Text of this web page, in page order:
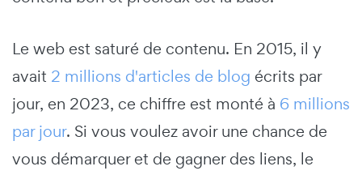
Le web est saturé de contenu. En 2015, il y
avait 2 millions d'articles de blog écrits par
jour, en 2023, ce chiffre est monté à 6 millions
par jour. Si vous voulez avoir une chance de
vous démarquer et de gagner des liens, le